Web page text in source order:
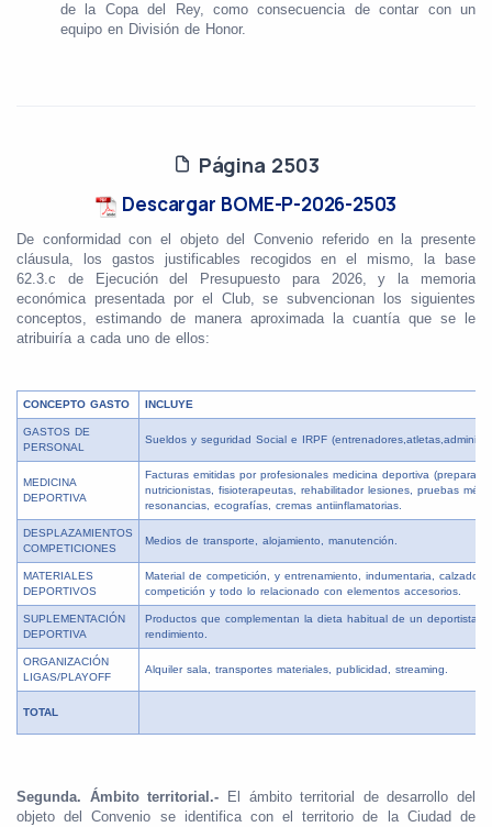
de la Copa del Rey, como consecuencia de contar con un
equipo en División de Honor.
Página 2503
Descargar BOME-P-2026-2503
De conformidad con el objeto del Convenio referido en la presente
cláusula, los gastos justificables recogidos en el mismo, la base
62.3.c de Ejecución del Presupuesto para 2026, y la memoria
económica presentada por el Club, se subvencionan los siguientes
conceptos, estimando de manera aproximada la cuantía que se le
atribuiría a cada uno de ellos:
CONCEPTO GASTO INCLUYE
GASTOS DE
PERSONAL
Sueldos y seguridad Social e IRPF
MEDICINA
DEPORTIVA
Facturas emitidas por profesionales medicina deportiva
nutricionistas, fisioterapeutas, rehabilitador lesiones, pruebas
resonancias, ecografías, cremas antiinflamatorias.
DESPLAZAMIENTOS
COMPETICIONES
Medios de transporte, alojamiento, manutención.
MATERIALES
DEPORTIVOS
Material de competición, y entrenamiento, indumentaria, calzado,
competición y todo lo relacionado con elementos accesorios.
SUPLEMENTACIÓN
DEPORTIVA
Productos que complementan la dieta habitual de un deportista
rendimiento.
ORGANIZACIÓN
LIGAS/PLAYOFF
Alquiler sala, transportes materiales, publicidad, streaming.
TOTAL
Segunda. Ámbito territorial.- El ámbito territorial de desarrollo del
objeto del Convenio se identifica con el territorio de la Ciudad de